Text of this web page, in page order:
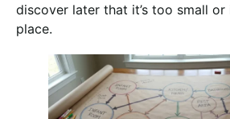
discover later that it’s too small
place.